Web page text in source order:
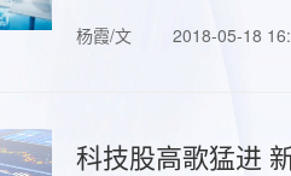
杨霞/文
2018-05-18
科技股高歌猛进